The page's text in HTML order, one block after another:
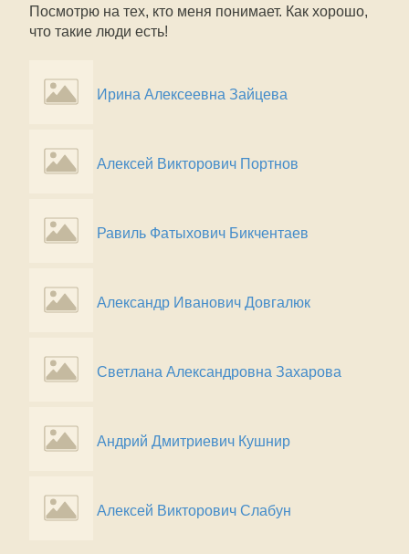
Посмотрю на тех, кто меня понимает. Как хорошо,
что такие люди есть!
Ирина Алексеевна Зайцева
Алексей Викторович Портнов
Равиль Фатыхович Бикчентаев
Александр Иванович Довгалюк
Светлана Александровна Захарова
Андрий Дмитриевич Кушнир
Алексей Викторович Слабун